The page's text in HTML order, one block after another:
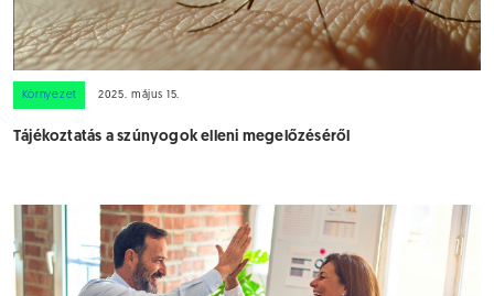
Környezet 2025. május 15.
Tájékoztatás a szúnyogok elleni megelőzéséről